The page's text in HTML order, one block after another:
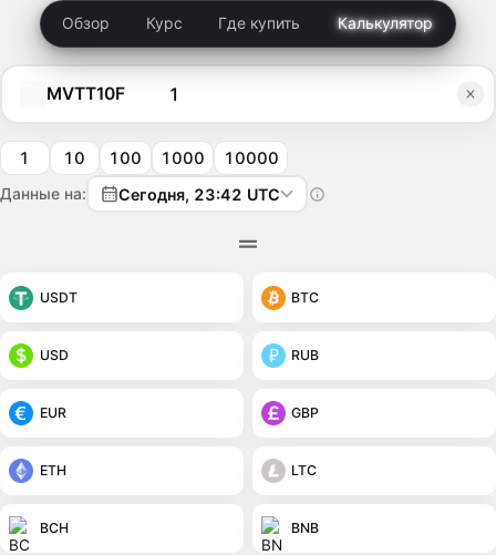
Обзор Курс Где купить Калькулятор
MVTT10F
1 10 100 1000 10000
Данные на: Сегодня, 23:42 UTC
USDT BTC
USD RUB
EUR GBP
ETH LTC
BCH BNB